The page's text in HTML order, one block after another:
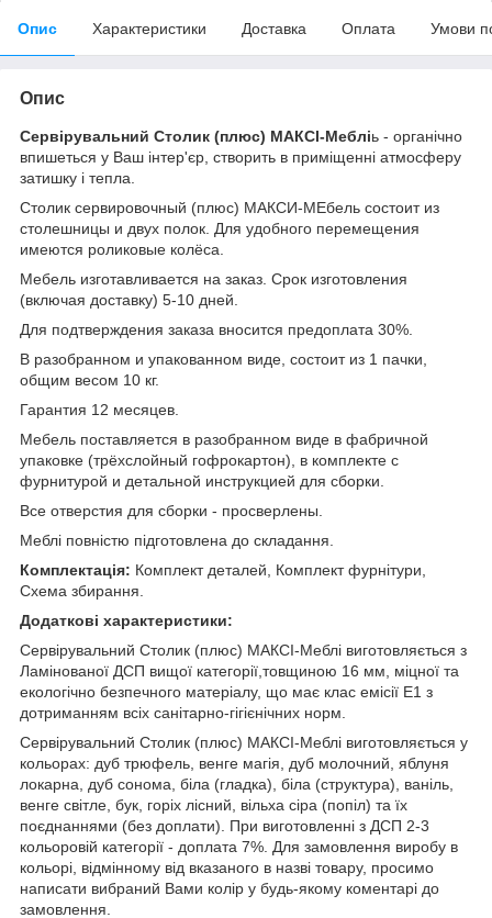
Опис Характеристики Доставка Оплата Умови
Опис
Сервірувальний Столик (плюс) МАКСІ-Мебліь - органічно
впишеться у Ваш інтер'єр, створить в приміщенні атмосферу
затишку і тепла.
Столик сервировочный (плюс) МАКСИ-МЕбель состоит из
столешницы и двух полок. Для удобного перемещения
имеются роликовые колёса.
Мебель изготавливается на заказ. Срок изготовления
(включая доставку) 5-10 дней.
Для подтверждения заказа вносится предоплата 30%.
В разобранном и упакованном виде, состоит из 1 пачки,
общим весом 10 кг.
Гарантия 12 месяцев.
Мебель поставляется в разобранном виде в фабричной
упаковке (трёхслойный гофрокартон), в комплекте с
фурнитурой и детальной инструкцией для сборки.
Все отверстия для сборки - просверлены.
Меблі повністю підготовлена до складання.
Комплектація: Комплект деталей, Комплект фурнітури,
Схема збирання.
Додаткові характеристики:
Сервірувальний Столик (плюс) МАКСІ-Меблі виготовляється з
Ламінованої ДСП вищої категорії,товщиною 16 мм, міцної та
екологічно безпечного матеріалу, що має клас емісії Е1 з
дотриманням всіх санітарно-гігієнічних норм.
Сервірувальний Столик (плюс) МАКСІ-Меблі виготовляється у
кольорах: дуб трюфель, венге магія, дуб молочний, яблуня
локарна, дуб сонома, біла (гладка), біла (структура), ваніль,
венге світле, бук, горіх лісний, вільха сіра (попіл) та їх
поєднаннями (без доплати). При виготовленні з ДСП 2-3
кольоровій категорії - доплата 7%. Для замовлення виробу в
кольорі, відмінному від вказаного в назві товару, просимо
написати вибраний Вами колір у будь-якому коментарі до
замовлення.